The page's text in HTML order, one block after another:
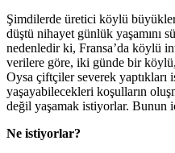
Şimdilerde üretici köylü büyükler
düştü nihayet günlük yaşamını
nedenledir ki, Fransa’da köylü
verilere göre, iki günde bir köylü,
Oysa çiftçiler severek yaptıkları
yaşayabilecekleri koşulların
değil yaşamak istiyorlar. Bunun
Ne istiyorlar?